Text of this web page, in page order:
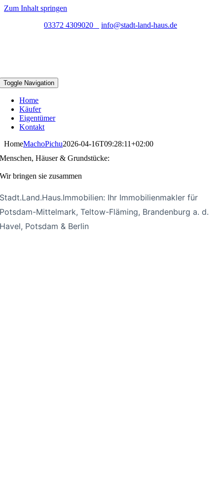
Zum Inhalt springen
03372 4309020
info@stadt-land-haus.de
Toggle Navigation
Home
Käufer
Eigentümer
Kontakt
HomeMachoPichu2026-04-16T09:28:11+02:00
Menschen, Häuser & Grundstücke:
Wir bringen sie zusammen
Stadt.Land.Haus.Immobilien: Ihr Immobilienmakler für
Potsdam-Mittelmark, Teltow-Fläming, Brandenburg a. d.
Havel, Potsdam & Berlin